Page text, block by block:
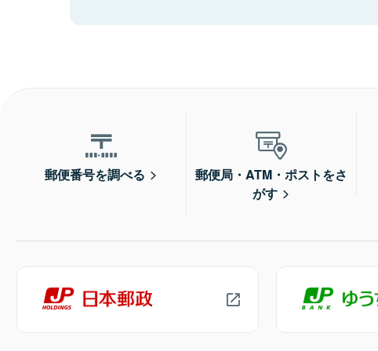
郵便番号を調べる
郵便局・ATM・ポストをさ
がす